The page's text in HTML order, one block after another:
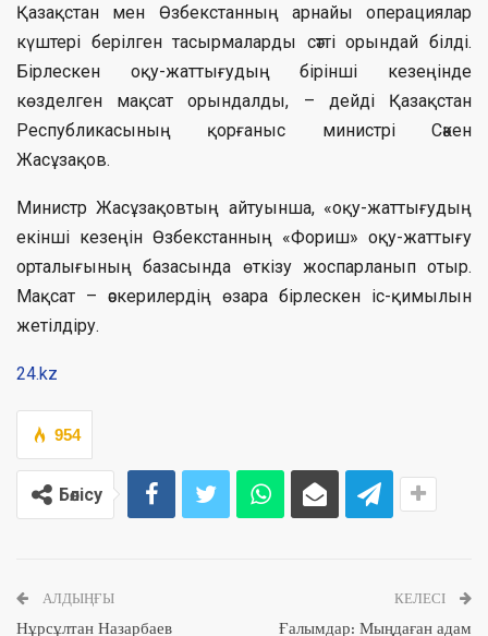
Қазақстан мен Өзбекстанның арнайы операциялар
күштері берілген тасырмаларды сәтті орындай білді.
Бірлескен оқу-жаттығудың бірінші кезеңінде
көзделген мақсат орындалды, – дейді Қазақстан
Республикасының қорғаныс министрі Сәкен
Жасұзақов.
Министр Жасұзақовтың айтуынша, «оқу-жаттығудың
екінші кезеңін Өзбекстанның «Фориш» оқу-жаттығу
орталығының базасында өткізу жоспарланып отыр.
Мақсат – әскерилердің өзара бірлескен іс-қимылын
жетілдіру.
24.kz
954
Бөлісу
АЛДЫҢҒЫ
Нұрсұлтан Назарбаев
КЕЛЕСІ
Ғалымдар: Мыңдаған адам